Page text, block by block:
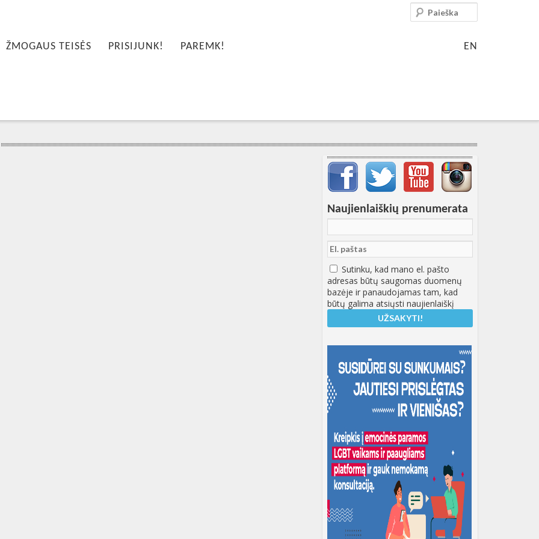
ŽMOGAUS TEISĖS PRISIJUNK! PAREMK! EN
Paieška
Svarbių įrašų meniu
Naujienlaiškių prenumerata
Sutinku, kad mano el. pašto
adresas būtų saugomas duomenų
bazėje ir panaudojamas tam, kad
būtų galima atsiųsti naujienlaiškį